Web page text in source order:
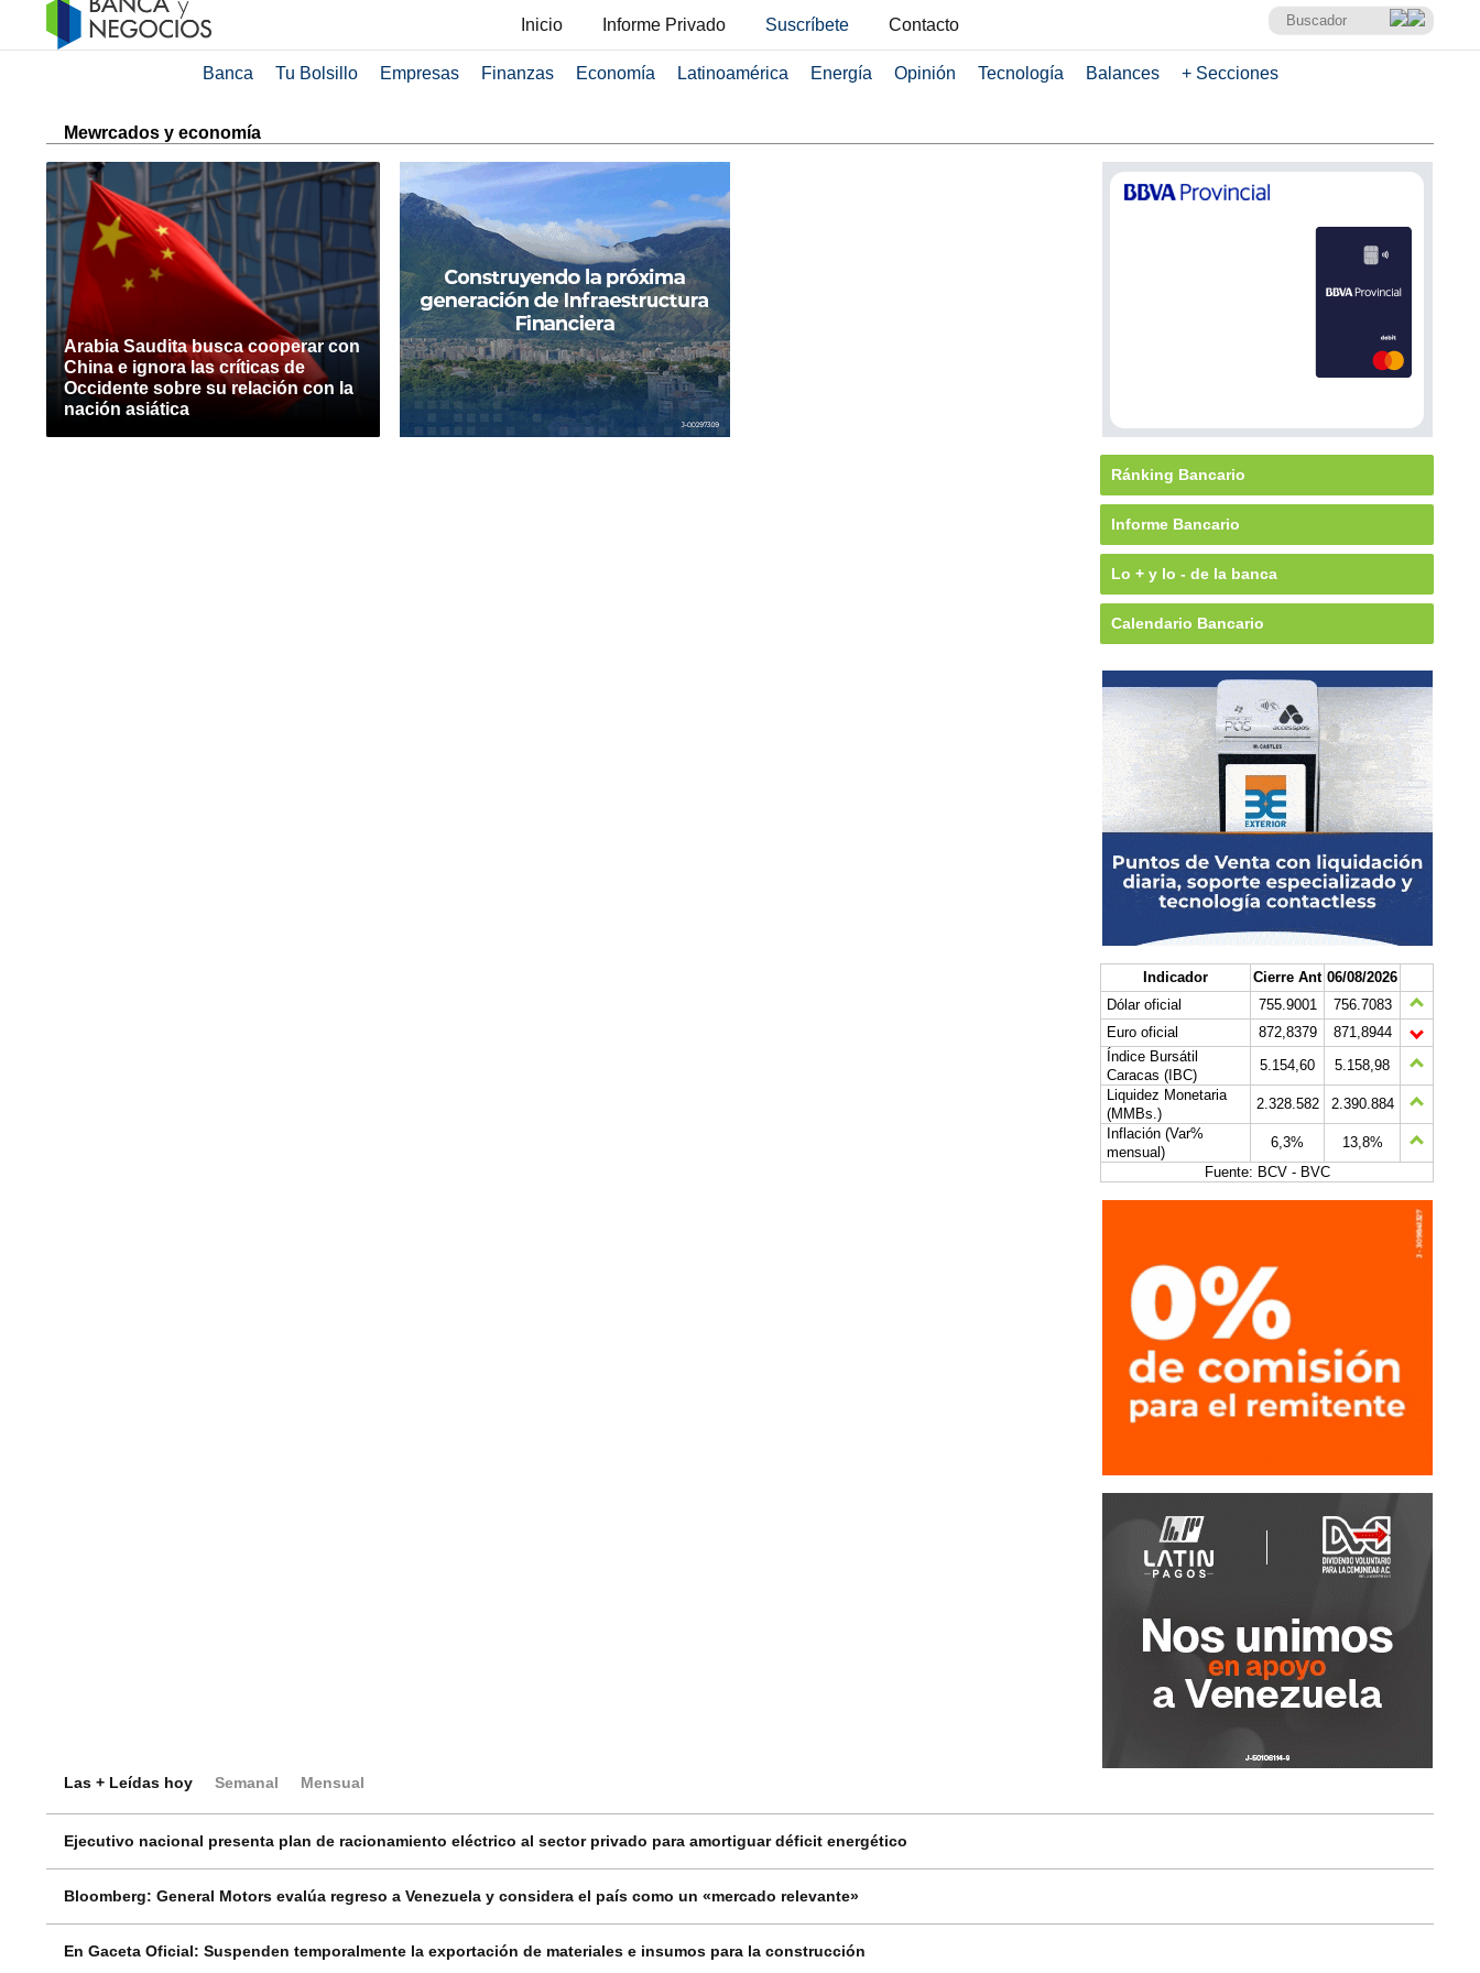
Inicio Informe Privado Suscríbete Contacto
Banca Tu Bolsillo Empresas Finanzas Economía Latinoamérica Energía Opinión Tecnología Balances + Secciones
Mewrcados y economía
Arabia Saudita busca cooperar con
China e ignora las críticas de
Occidente sobre su relación con la
nación asiática
Ránking Bancario
Informe Bancario
Lo + y lo - de la banca
Calendario Bancario
Indicador Cierre Ant 06/08/2026
Dólar oficial
755.9001
756.7083
Euro oficial
872,8379
871,8944
Índice Bursátil
Caracas (IBC)
5.154,60
5.158,98
Liquidez Monetaria
(MMBs.)
2.328.582
2.390.884
Inflación (Var%
mensual)
6,3%
13,8%
Fuente: BCV - BVC
Las + Leídas hoy Semanal Mensual
Ejecutivo nacional presenta plan de racionamiento eléctrico al sector privado para amortiguar déficit energético
Bloomberg: General Motors evalúa regreso a Venezuela y considera el país como un «mercado relevante»
En Gaceta Oficial: Suspenden temporalmente la exportación de materiales e insumos para la construcción